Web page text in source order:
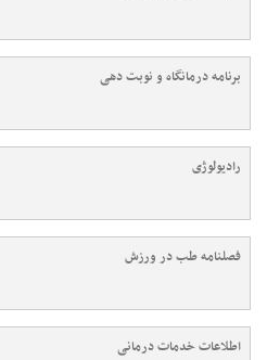
برنامه درمانگاه و نوبت دهی
رادیولوژی
فصلنامه طب در ورزش
اطلاعات خدمات درمانی